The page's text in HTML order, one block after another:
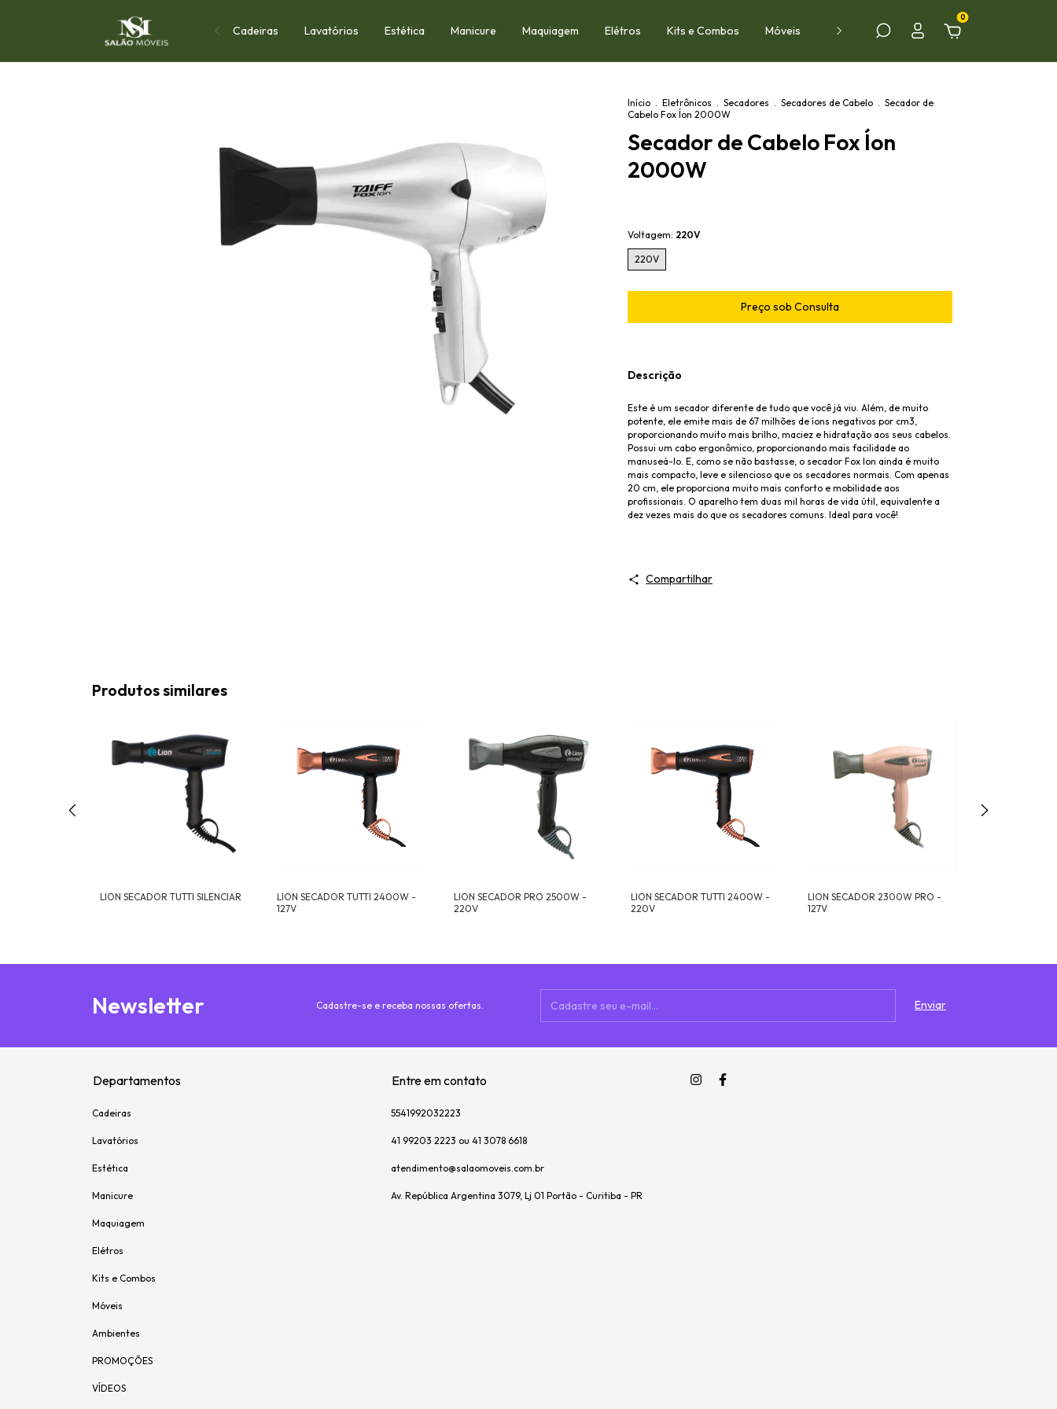
Cadeiras Lavatórios Estética Manicure Maquiagem Elétros Kits e Combos Móveis Ambientes PROMOÇÕES
0
Início . Eletrônicos . Secadores . Secadores de Cabelo . Secador de
Cabelo Fox Íon 2000W
Secador de Cabelo Fox Íon
2000W
Voltagem: 220V
220V
Descrição
Este é um secador diferente de tudo que você já viu. Além, de muito
potente, ele emite mais de 67 milhões de íons negativos por cm3,
proporcionando muito mais brilho, maciez e hidratação aos seus cabelos.
Possui um cabo ergonômico, proporcionando mais facilidade ao
manuseá-lo. E, como se não bastasse, o secador Fox Ion ainda é muito
mais compacto, leve e silencioso que os secadores normais. Com apenas
20 cm, ele proporciona muito mais conforto e mobilidade aos
profissionais. O aparelho tem duas mil horas de vida útil, equivalente a
dez vezes mais do que os secadores comuns. Ideal para você!
Compartilhar
Produtos similares
LION SECADOR TUTTI SILENCIAR
LION SECADOR TUTTI 2400W -
127V
LION SECADOR PRO 2500W -
220V
LION SECADOR TUTTI 2400W -
220V
LION SECADOR 2300W PRO -
127V
Newsletter Cadastre-se e receba nossas ofertas.
Departamentos
Cadeiras
Lavatórios
Estética
Manicure
Maquiagem
Elétros
Kits e Combos
Móveis
Ambientes
PROMOÇÕES
VÍDEOS
Entre em contato
5541992032223
41 99203 2223 ou 41 3078 6618
atendimento@salaomoveis.com.br
Av. República Argentina 3079, Lj 01 Portão - Curitiba - PR